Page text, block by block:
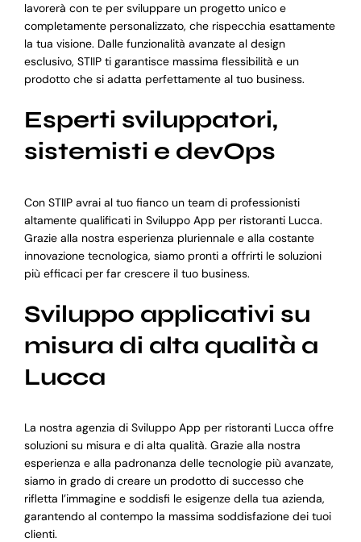
lavorerà con te per sviluppare un progetto unico e
completamente personalizzato, che rispecchia esattamente
la tua visione. Dalle funzionalità avanzate al design
esclusivo, STIIP ti garantisce massima flessibilità e un
prodotto che si adatta perfettamente al tuo business.
Esperti sviluppatori,
sistemisti e devOps
Con STIIP avrai al tuo fianco un team di professionisti
altamente qualificati in Sviluppo App per ristoranti Lucca.
Grazie alla nostra esperienza pluriennale e alla costante
innovazione tecnologica, siamo pronti a offrirti le soluzioni
più efficaci per far crescere il tuo business.
Sviluppo applicativi su
misura di alta qualità a
Lucca
La nostra agenzia di Sviluppo App per ristoranti Lucca offre
soluzioni su misura e di alta qualità. Grazie alla nostra
esperienza e alla padronanza delle tecnologie più avanzate,
siamo in grado di creare un prodotto di successo che
rifletta l’immagine e soddisfi le esigenze della tua azienda,
garantendo al contempo la massima soddisfazione dei tuoi
clienti.